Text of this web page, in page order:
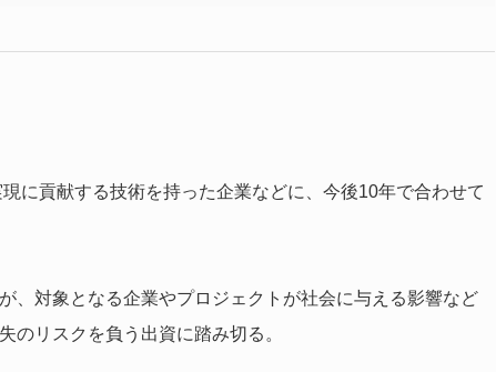
に貢献する技術を持った企業などに、今後10年で合わせて
、対象となる企業やプロジェクトが社会に与える影響など
のリスクを負う出資に踏み切る。